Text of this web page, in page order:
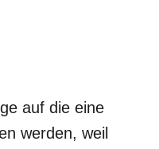
auf die eine
werden, weil